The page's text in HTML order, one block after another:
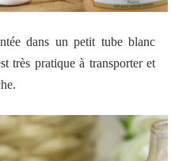
dans un petit tube blanc
très pratique à transporter et